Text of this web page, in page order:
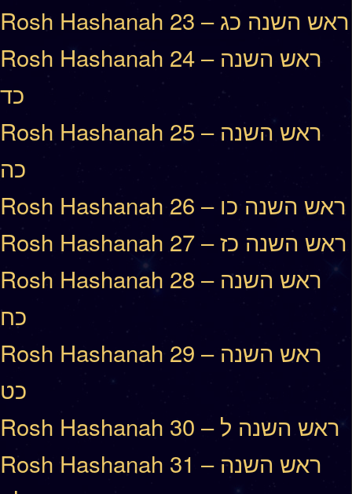
Rosh Hashanah 23 – ראש השנה כג
Rosh Hashanah 24 – ראש השנה
כד
Rosh Hashanah 25 – ראש השנה
כה
Rosh Hashanah 26 – ראש השנה כו
Rosh Hashanah 27 – ראש השנה כז
Rosh Hashanah 28 – ראש השנה
כח
Rosh Hashanah 29 – ראש השנה
כט
Rosh Hashanah 30 – ראש השנה ל
Rosh Hashanah 31 – ראש השנה